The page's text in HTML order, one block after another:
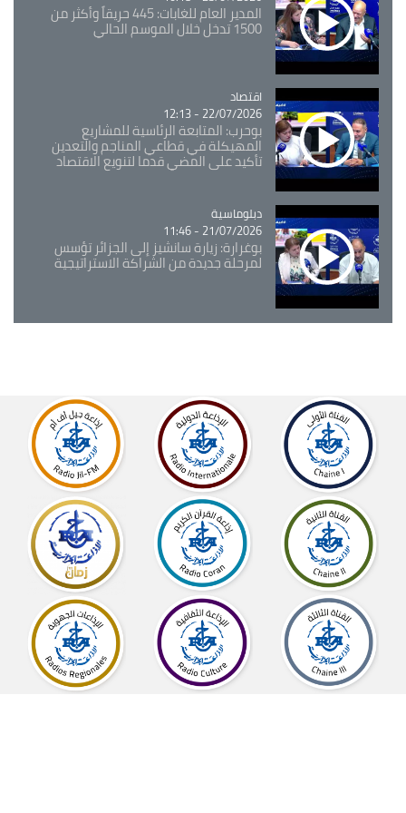
المدير العام للغابات: 445 حريقاً وأكثر من
1500 تدخل خلال الموسم الحالي
Catégorie
اقتصاد
22/07/2026 - 12:13
بوحرب: المتابعة الرئاسية للمشاريع
المهيكلة في قطاعي المناجم والتعدين
تأكيد على المضي قدما لتنويع الاقتصاد
Catégorie
دبلوماسية
21/07/2026 - 11:46
بوغرارة: زيارة سانشيز إلى الجزائر تؤسس
لمرحلة جديدة من الشراكة الاستراتيجية